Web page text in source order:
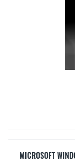
MICROSOFT